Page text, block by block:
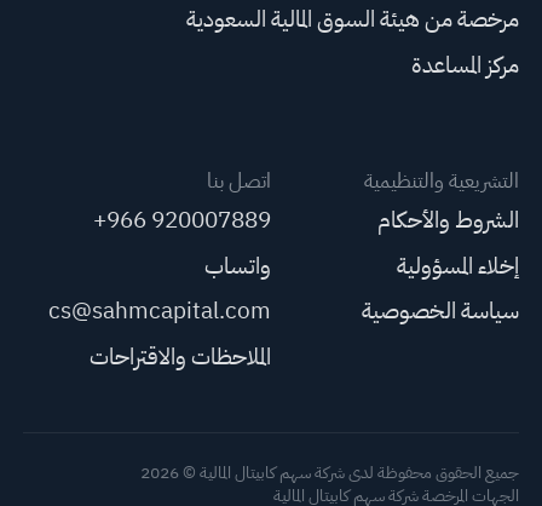
مرخصة من هيئة السوق المالية السعودية
مركز المساعدة
التشريعية والتنظيمية
الشروط والأحكام
إخلاء المسؤولية
سياسة الخصوصية
اتصل بنا
+966 920007889
واتساب
cs@sahmcapital.com
الملاحظات والاقتراحات
جميع الحقوق محفوظة لدى شركة سهم كابيتال المالية © 2026
الجهات المرخصة شركة سهم كابيتال المالية